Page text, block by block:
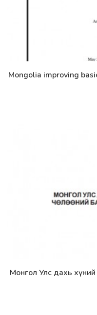
Дэлгэрэнгүй
Mongolia improving
Дэлгэрэнгүй
Монгол Улс дахь хүний